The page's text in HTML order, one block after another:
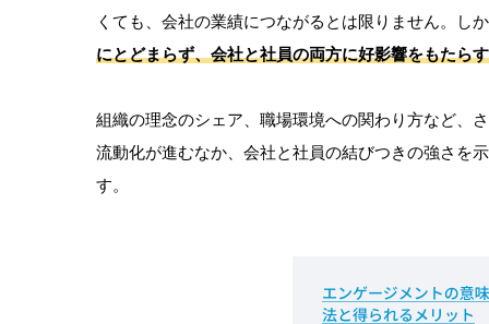
くても、会社の業績につながるとは限りません。し
にとどまらず、会社と社員の両方に好影響をもたら
組織の理念のシェア、職場環境への関わり方など、
流動化が進むなか、会社と社員の結びつきの強さを
す。